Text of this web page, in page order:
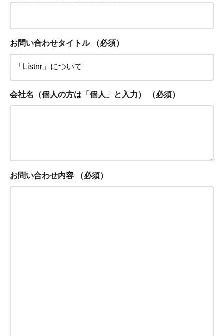
お問い合わせタイトル （必須）
会社名（個人の方は「個人」と入力） （必須）
お問い合わせ内容 （必須）